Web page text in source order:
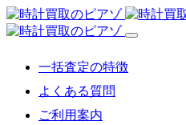
一括査定の特徴
よくある質問
ご利用案内